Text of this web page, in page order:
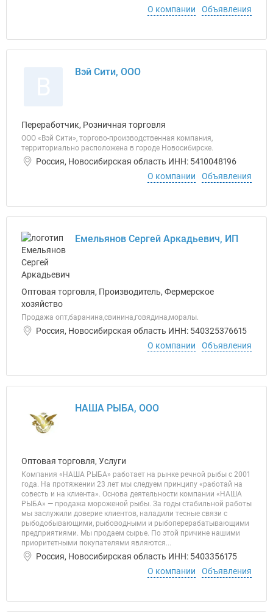
О компании
Объявления
Вэй Сити, ООО
Переработчик, Розничная торговля
ООО «Вэй Сити», торгово-производственная компания,
территориально расположена в городе Новосибирске.
Россия, Новосибирская область ИНН: 5410048196
О компании
Объявления
Емельянов Сергей Аркадьевич, ИП
Оптовая торговля, Производитель, Фермерское
хозяйство
Продажа опт,баранина,свинина,говядина,моралы.
Россия, Новосибирская область ИНН: 540325376615
О компании
Объявления
НАША РЫБА, ООО
Оптовая торговля, Услуги
Компания «НАША РЫБА» работает на рынке речной рыбы с 2001
года. На протяжении 23 лет мы следуем принципу «работай на
совесть и на клиента». Основа деятельности компании «НАША
РЫБА» — продажа мороженой рыбы. За годы стабильной работы
мы заслужили доверие клиентов, наладили тесные связи с
рыбодобывающими, рыбоводными и рыбоперерабатывающими
предприятиями. Мы продаем сырье. По этой причине нашими
приоритетными покупателями являются...
Россия, Новосибирская область ИНН: 5403356175
О компании
Объявления